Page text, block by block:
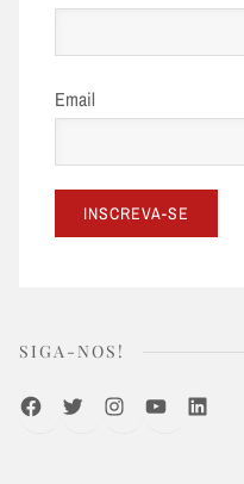
Email
SIGA-NOS!
FacebookTwitterInstagramYoutubeLinkedIn